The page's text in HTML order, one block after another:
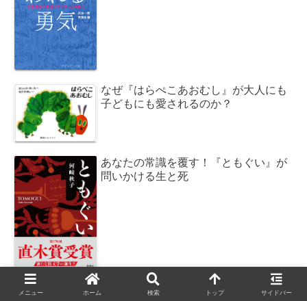
なぜ『はらぺこあおむし』が大人にも
子どもにも愛されるのか？
あなたの常識を覆す！『ともぐい』が
問いかける生と死
老化は病気？LIFESPANが示す未来の
メニュー ホーム 検索 トップ サイドバー